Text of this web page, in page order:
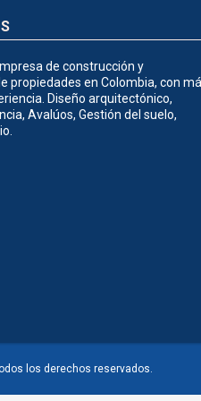
de construcción y
propiedades en Colombia, con
Diseño arquitectónico,
Avalúos, Gestión del suelo,
los derechos reservados.